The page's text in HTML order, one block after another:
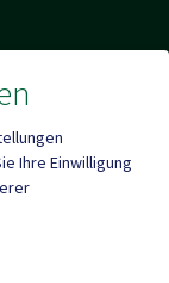
Ihre Einwilligung